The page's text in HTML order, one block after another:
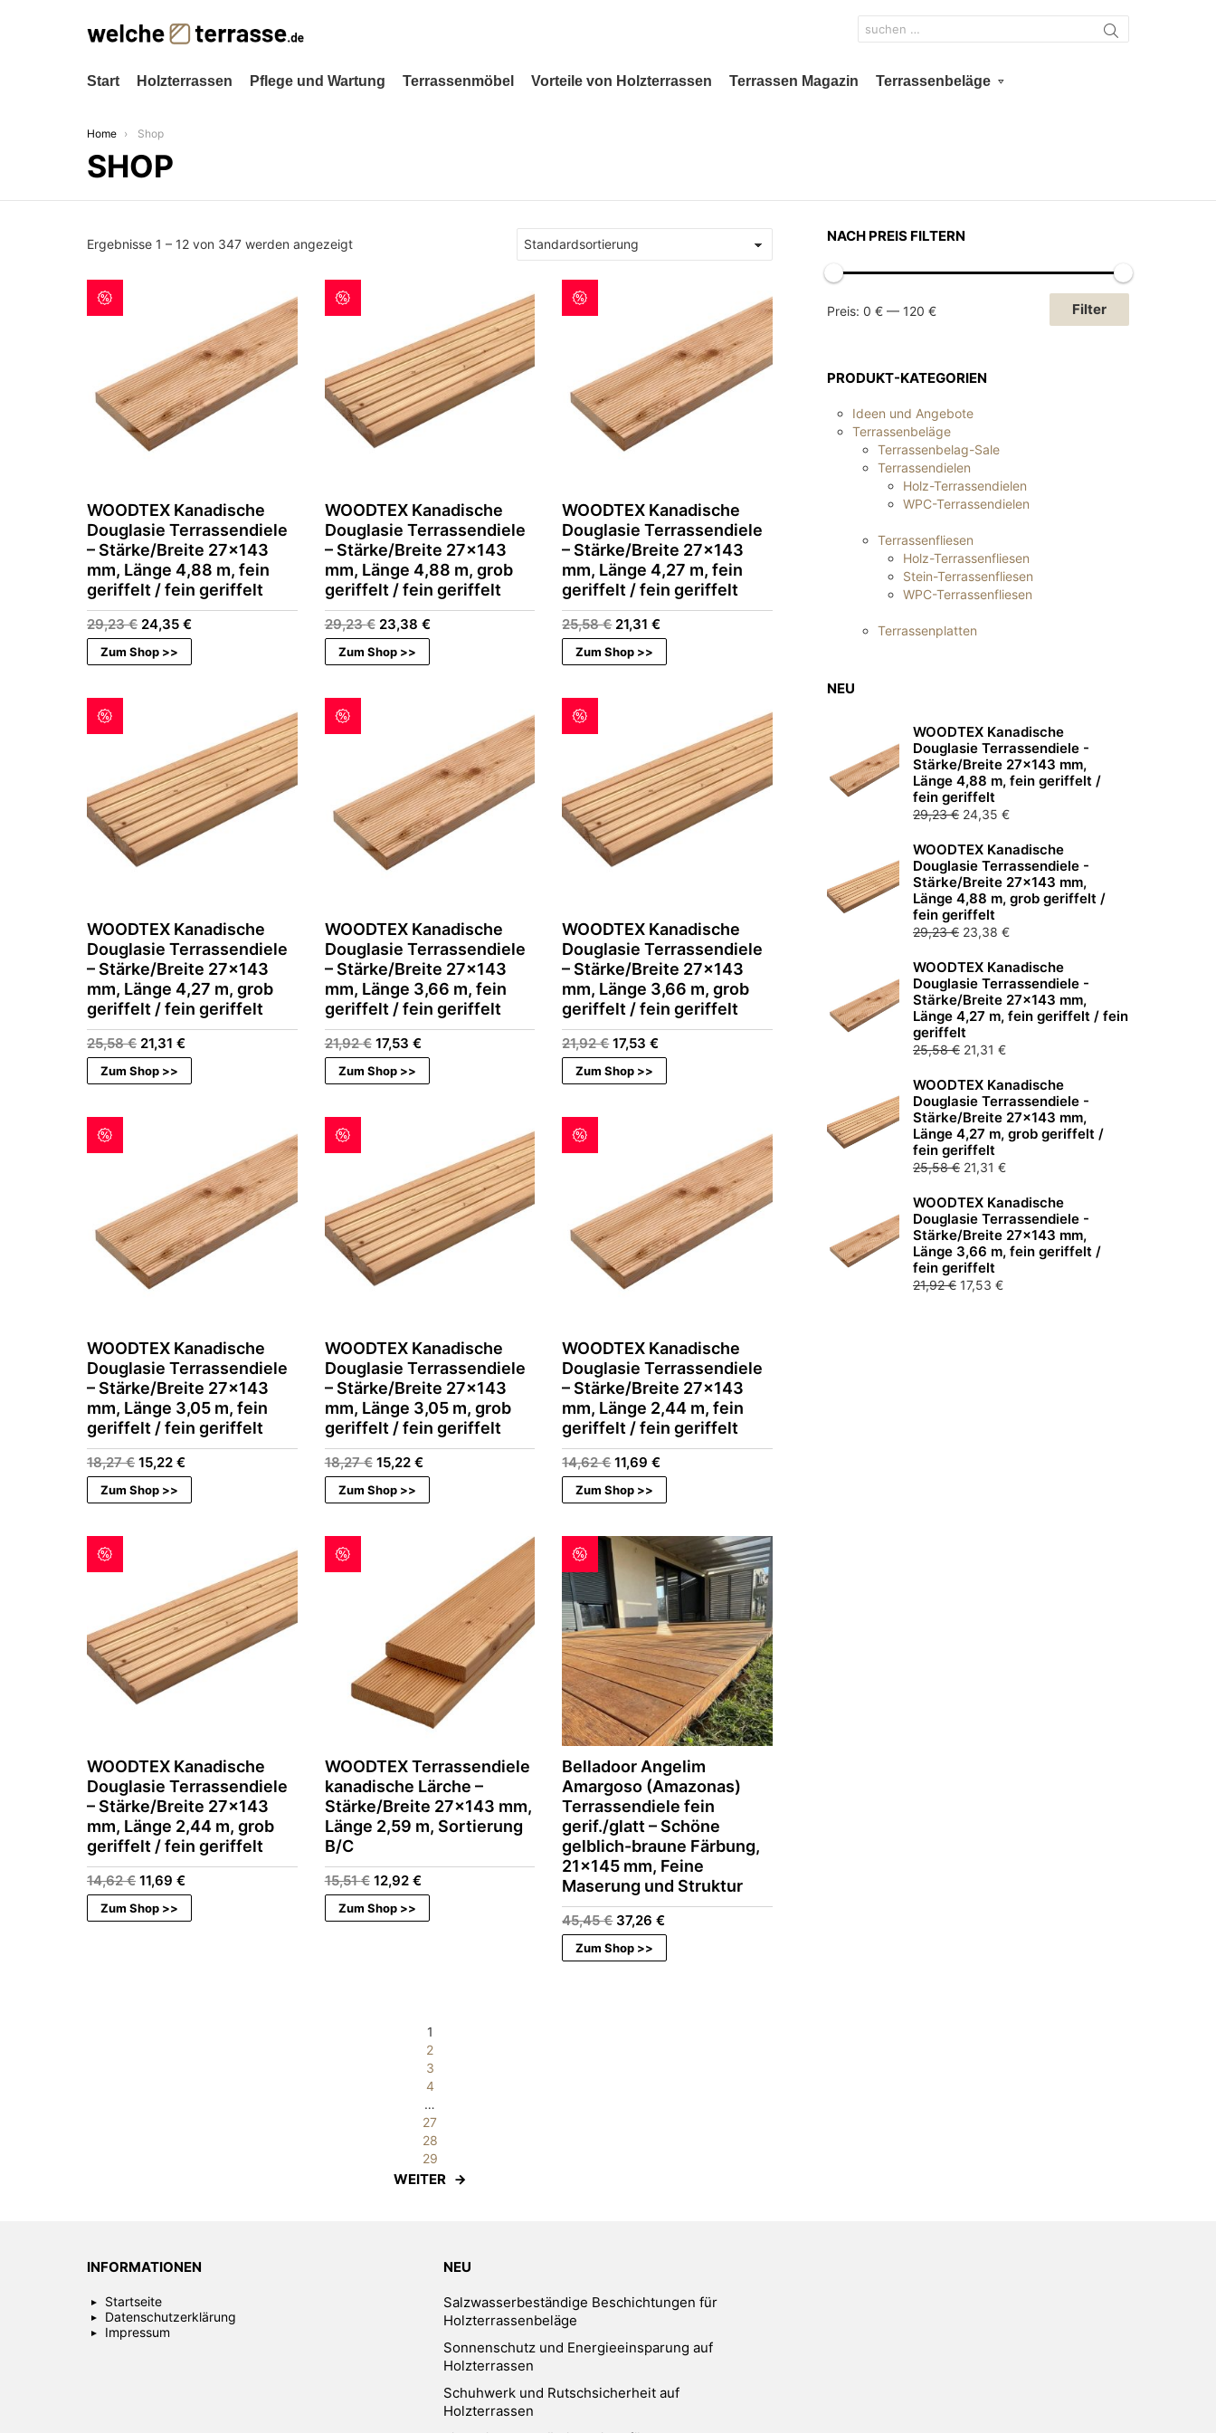
Search
for:
Start Holzterrassen Pflege und Wartung Terrassenmöbel Vorteile von Holzterrassen Terrassen Magazin Terrassenbeläge
You are here:
Home Shop
SHOP
Ergebnisse 1 – 12 von 347 werden angezeigt
WOODTEX Kanadische
Douglasie Terrassendiele
– Stärke/Breite 27×143
mm, Länge 4,88 m, fein
geriffelt / fein geriffelt
29,23€ Ursprünglicher
Preis
war:
24,35 €Aktueller
Preis
Zum Shop >>
WOODTEX Kanadische
Douglasie Terrassendiele
– Stärke/Breite 27×143
mm, Länge 4,88 m, grob
geriffelt / fein geriffelt
29,23€ Ursprünglicher
Preis
war:
23,38 €Aktueller
Preis
Zum Shop >>
WOODTEX Kanadische
Douglasie Terrassendiele
– Stärke/Breite 27×143
mm, Länge 4,27 m, fein
geriffelt / fein geriffelt
25,58€ Ursprünglicher
Preis
war:
21,31€Aktueller
Preis
Zum Shop >>
WOODTEX Kanadische
Douglasie Terrassendiele
– Stärke/Breite 27×143
mm, Länge 4,27 m, grob
geriffelt / fein geriffelt
25,58€ Ursprünglicher
Preis
war:
21,31 €Aktueller
Preis
Zum Shop >>
WOODTEX Kanadische
Douglasie Terrassendiele
– Stärke/Breite 27×143
mm, Länge 3,66 m, fein
geriffelt / fein geriffelt
21,92€ Ursprünglicher
Preis
war:
17,53 €Aktueller
Preis
Zum Shop >>
WOODTEX Kanadische
Douglasie Terrassendiele
– Stärke/Breite 27×143
mm, Länge 3,66 m, grob
geriffelt / fein geriffelt
21,92€Ursprünglicher
Preis
war:
17,53€Aktueller
Preis
Zum Shop >>
WOODTEX Kanadische
Douglasie Terrassendiele
– Stärke/Breite 27×143
mm, Länge 3,05 m, fein
geriffelt / fein geriffelt
18,27€ Ursprünglicher
Preis
war:
15,22 €Aktueller
Preis
Zum Shop >>
WOODTEX Kanadische
Douglasie Terrassendiele
– Stärke/Breite 27×143
mm, Länge 3,05 m, grob
geriffelt / fein geriffelt
18,27€ Ursprünglicher
Preis
war:
15,22 €Aktueller
Preis
Zum Shop >>
WOODTEX Kanadische
Douglasie Terrassendiele
– Stärke/Breite 27×143
mm, Länge 2,44 m, fein
geriffelt / fein geriffelt
14,62€Ursprünglicher
Preis
war:
11,69€Aktueller
Preis
Zum Shop >>
WOODTEX Kanadische
Douglasie Terrassendiele
– Stärke/Breite 27×143
mm, Länge 2,44 m, grob
geriffelt / fein geriffelt
14,62€ Ursprünglicher
Preis
war:
11,69 €Aktueller
Preis
Zum Shop >>
WOODTEX Terrassendiele
kanadische Lärche –
Stärke/Breite 27×143 mm,
Länge 2,59 m, Sortierung
B/C
15,51€ Ursprünglicher
Preis
war:
12,92 €Aktueller
Preis
Zum Shop >>
Belladoor Angelim
Amargoso (Amazonas)
Terrassendiele fein
gerif./glatt – Schöne
gelblich-braune Färbung,
21×145 mm, Feine
Maserung und Struktur
45,45€ Ursprünglicher
Preis
war:
37,26€Aktueller
Preis
Zum Shop >>
1
2
3
4
…
27
28
29
WEITER
NACH PREIS FILTERN
Preis
Preis
Filter
Preis: 0 € — 120 €
PRODUKT-KATEGORIEN
Ideen und Angebote
Terrassenbeläge
Terrassenbelag-Sale
Terrassendielen
Holz-Terrassendielen
WPC-Terrassendielen
Terrassenfliesen
Holz-Terrassenfliesen
Stein-Terrassenfliesen
WPC-Terrassenfliesen
Terrassenplatten
NEU
WOODTEX Kanadische
Douglasie Terrassendiele -
Stärke/Breite 27x143 mm,
Länge 4,88 m, fein geriffelt /
fein geriffelt
29,23€ Ursprünglicher
war:
29,23 €
24,35 €Aktueller
ist:
24,35 €.
WOODTEX Kanadische
Douglasie Terrassendiele -
Stärke/Breite 27x143 mm,
Länge 4,88 m, grob geriffelt /
fein geriffelt
29,23€ Ursprünglicher
war:
29,23 €
23,38 €Aktueller
ist:
23,38 €.
WOODTEX Kanadische
Douglasie Terrassendiele -
Stärke/Breite 27x143 mm,
Länge 4,27 m, fein geriffelt / fein
geriffelt
25,58€ Ursprünglicher
war:
25,58 €
21,31 €Aktueller
ist:
21,31 €.
WOODTEX Kanadische
Douglasie Terrassendiele -
Stärke/Breite 27x143 mm,
Länge 4,27 m, grob geriffelt /
fein geriffelt
25,58€ Ursprünglicher
war:
25,58 €
21,31 €Aktueller
ist:
21,31 €.
WOODTEX Kanadische
Douglasie Terrassendiele -
Stärke/Breite 27x143 mm,
Länge 3,66 m, fein geriffelt /
fein geriffelt
21,92€ Ursprünglicher
17,53 €Aktueller
INFORMATIONEN
Startseite
Datenschutzerklärung
Impressum
NEU
Salzwasserbeständige Beschichtungen für
Holzterrassenbeläge
Sonnenschutz und Energieeinsparung auf
Holzterrassen
Schuhwerk und Rutschsicherheit auf
Holzterrassen